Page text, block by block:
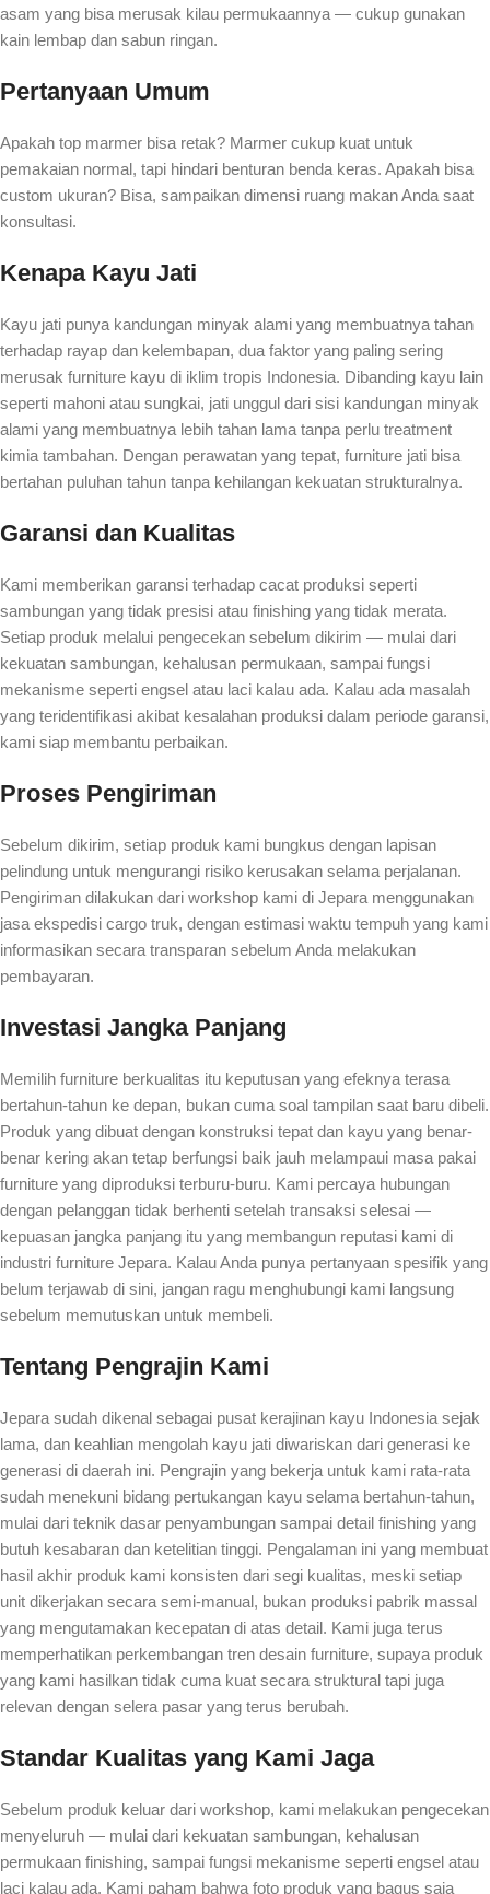
asam yang bisa merusak kilau permukaannya — cukup gunakan
kain lembap dan sabun ringan.
Pertanyaan Umum
Apakah top marmer bisa retak? Marmer cukup kuat untuk
pemakaian normal, tapi hindari benturan benda keras. Apakah bisa
custom ukuran? Bisa, sampaikan dimensi ruang makan Anda saat
konsultasi.
Kenapa Kayu Jati
Kayu jati punya kandungan minyak alami yang membuatnya tahan
terhadap rayap dan kelembapan, dua faktor yang paling sering
merusak furniture kayu di iklim tropis Indonesia. Dibanding kayu lain
seperti mahoni atau sungkai, jati unggul dari sisi kandungan minyak
alami yang membuatnya lebih tahan lama tanpa perlu treatment
kimia tambahan. Dengan perawatan yang tepat, furniture jati bisa
bertahan puluhan tahun tanpa kehilangan kekuatan strukturalnya.
Garansi dan Kualitas
Kami memberikan garansi terhadap cacat produksi seperti
sambungan yang tidak presisi atau finishing yang tidak merata.
Setiap produk melalui pengecekan sebelum dikirim — mulai dari
kekuatan sambungan, kehalusan permukaan, sampai fungsi
mekanisme seperti engsel atau laci kalau ada. Kalau ada masalah
yang teridentifikasi akibat kesalahan produksi dalam periode garansi,
kami siap membantu perbaikan.
Proses Pengiriman
Sebelum dikirim, setiap produk kami bungkus dengan lapisan
pelindung untuk mengurangi risiko kerusakan selama perjalanan.
Pengiriman dilakukan dari workshop kami di Jepara menggunakan
jasa ekspedisi cargo truk, dengan estimasi waktu tempuh yang kami
informasikan secara transparan sebelum Anda melakukan
pembayaran.
Investasi Jangka Panjang
Memilih furniture berkualitas itu keputusan yang efeknya terasa
bertahun-tahun ke depan, bukan cuma soal tampilan saat baru dibeli.
Produk yang dibuat dengan konstruksi tepat dan kayu yang benar-
benar kering akan tetap berfungsi baik jauh melampaui masa pakai
furniture yang diproduksi terburu-buru. Kami percaya hubungan
dengan pelanggan tidak berhenti setelah transaksi selesai —
kepuasan jangka panjang itu yang membangun reputasi kami di
industri furniture Jepara. Kalau Anda punya pertanyaan spesifik yang
belum terjawab di sini, jangan ragu menghubungi kami langsung
sebelum memutuskan untuk membeli.
Tentang Pengrajin Kami
Jepara sudah dikenal sebagai pusat kerajinan kayu Indonesia sejak
lama, dan keahlian mengolah kayu jati diwariskan dari generasi ke
generasi di daerah ini. Pengrajin yang bekerja untuk kami rata-rata
sudah menekuni bidang pertukangan kayu selama bertahun-tahun,
mulai dari teknik dasar penyambungan sampai detail finishing yang
butuh kesabaran dan ketelitian tinggi. Pengalaman ini yang membuat
hasil akhir produk kami konsisten dari segi kualitas, meski setiap
unit dikerjakan secara semi-manual, bukan produksi pabrik massal
yang mengutamakan kecepatan di atas detail. Kami juga terus
memperhatikan perkembangan tren desain furniture, supaya produk
yang kami hasilkan tidak cuma kuat secara struktural tapi juga
relevan dengan selera pasar yang terus berubah.
Standar Kualitas yang Kami Jaga
Sebelum produk keluar dari workshop, kami melakukan pengecekan
menyeluruh — mulai dari kekuatan sambungan, kehalusan
permukaan finishing, sampai fungsi mekanisme seperti engsel atau
laci kalau ada. Kami paham bahwa foto produk yang bagus saja